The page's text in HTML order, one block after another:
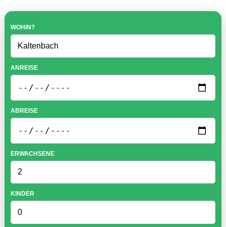
WOHIN?
ANREISE
ABREISE
ERWACHSENE
KINDER